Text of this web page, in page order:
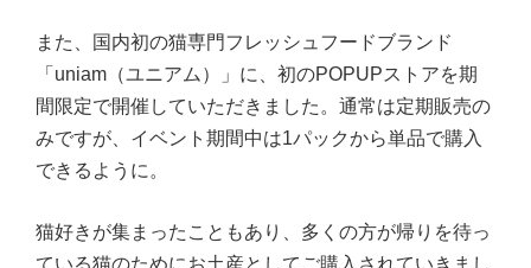
また、国内初の猫専門フレッシュフードブランド
「uniam（ユニアム）」に、初のPOPUPストアを期
間限定で開催していただきました。通常は定期販売の
みですが、イベント期間中は1パックから単品で購入
できるように。
猫好きが集まったこともあり、多くの方が帰りを待っ